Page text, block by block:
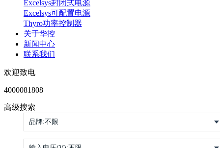
Excelsys封闭式电源
Excelsys可配置电源
Thyro功率控制器
关于华控
新闻中心
联系我们
欢迎致电
4000081808
高级搜索
品牌:不限